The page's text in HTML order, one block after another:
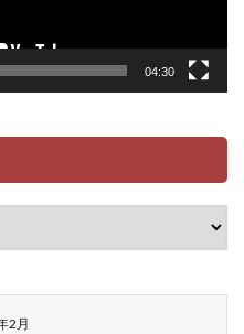
04:30
2月